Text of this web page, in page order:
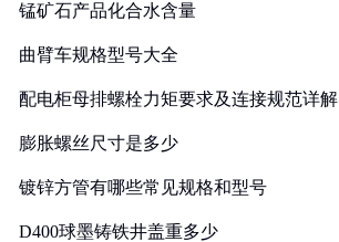
锰矿石产品化合水含量
曲臂车规格型号大全
配电柜母排螺栓力矩要求及连接规范详解
膨胀螺丝尺寸是多少
镀锌方管有哪些常见规格和型号
D400球墨铸铁井盖重多少